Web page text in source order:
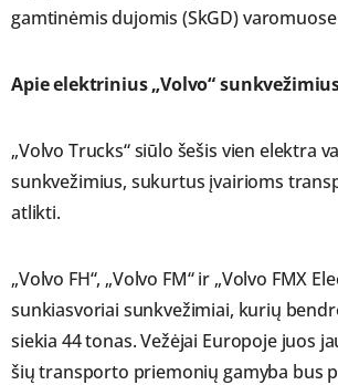
gamtinėmis dujomis (SkGD)
Apie elektrinius „Volvo“
„Volvo Trucks“ siūlo šešis vien elektra
sunkvežimius, sukurtus įvairioms
atlikti.
„Volvo FH“, „Volvo FM“ ir „Volvo FMX
sunkiasvoriai sunkvežimiai, kurių
siekia 44 tonas. Vežėjai Europoje juos
šių transporto priemonių gamyba bus